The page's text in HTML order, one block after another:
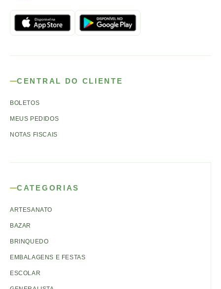
CENTRAL DO CLIENTE
BOLETOS
MEUS PEDIDOS
NOTAS FISCAIS
CATEGORIAS
ARTESANATO
BAZAR
BRINQUEDO
EMBALAGENS E FESTAS
ESCOLAR